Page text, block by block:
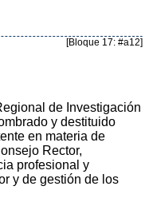
[Bloque 17: #a12]
de Investigación
y destituido
en materia de
Rector,
profesional y
y de gestión de los